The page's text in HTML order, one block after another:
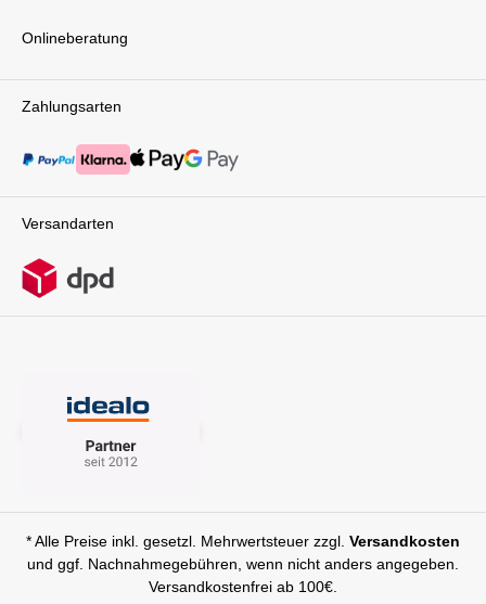
Zahlungsarten
Versandarten
Onlineberatung
* Alle Preise inkl. gesetzl. Mehrwertsteuer zzgl. Versandkosten
und ggf. Nachnahmegebühren, wenn nicht anders angegeben.
Versandkostenfrei ab 100€.